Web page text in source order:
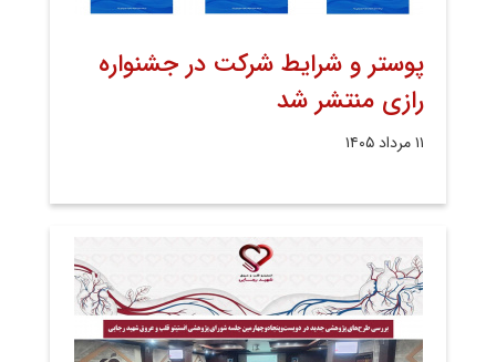
پوستر و شرایط شرکت در جشنواره
رازی منتشر شد
۱۱ مرداد ۱۴۰۵